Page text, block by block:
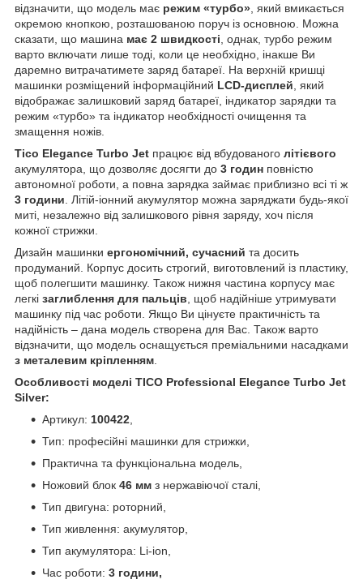
відзначити, що модель має режим «турбо» , який вмикається
окремою кнопкою, розташованою поруч із основною. Можна
сказати, що машина має 2 швидкості , однак, турбо режим
варто включати лише тоді, коли це необхідно, інакше Ви
даремно витрачатимете заряд батареї. На верхній кришці
машинки розміщений інформаційний LCD-дисплей , який
відображає залишковий заряд батареї, індикатор зарядки та
режим «турбо» та індикатор необхідності очищення та
змащення ножів.
Tico Elegance Turbo Jet працює від вбудованого літієвого
акумулятора, що дозволяє досягти до 3 годин повністю
автономної роботи, а повна зарядка займає приблизно всі ті ж
3 години . Літій-іонний акумулятор можна заряджати будь-якої
миті, незалежно від залишкового рівня заряду, хоч після
кожної стрижки.
Дизайн машинки ергономічний, сучасний та досить
продуманий. Корпус досить строгий, виготовлений із пластику,
щоб полегшити машинку. Також нижня частина корпусу має
легкі заглиблення для пальців , щоб надійніше утримувати
машинку під час роботи. Якщо Ви цінуєте практичність та
надійність – дана модель створена для Вас. Також варто
відзначити, що модель оснащується преміальними насадками
з металевим кріпленням
Особливості моделі TICO Professional Elegance Turbo Jet
Silver:
Артикул: 100422
Тип: професійні машинки для стрижки,
Практична та функціональна модель,
Ножовий блок 46 мм з нержавіючої сталі,
Тип двигуна: роторний,
Тип живлення: акумулятор,
Тип акумулятора: Li-ion,
Час роботи: 3 години,